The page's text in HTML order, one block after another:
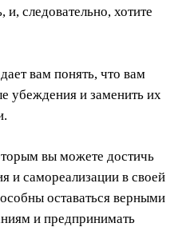
и, следовательно, хотите
вам понять, что вам
убеждения и заменить их
вы можете достичь
и самореализации в своей
оставаться верными
и предпринимать